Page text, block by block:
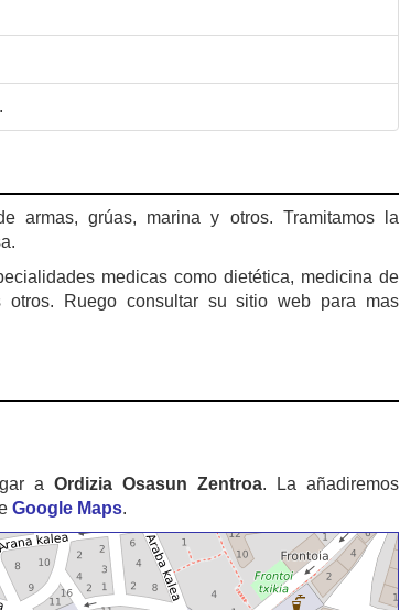
armas, grúas, marina y otros. Tramitamos la
medicas como dietética, medicina de
otros. Ruego consultar su sitio web para mas
a Ordizia Osasun Zentroa. La añadiremos
Google Maps.